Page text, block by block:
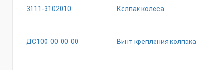
3111-3102010 Колпак колеса
ДС100-00-00-00 Винт крепления колпака